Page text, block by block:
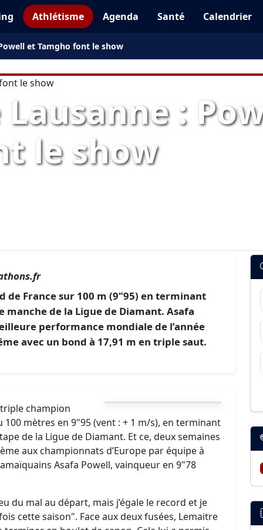
Athlétisme Agenda Santé Calendrier
et Tamgho font le show
:
le show
de France sur 100 m (9"95) en terminant
de la Ligue de Diamant. Asafa
performance mondiale de l’année
avec un bond à 17,91 m en triple saut.
champion
100 mètres en 9"95 (vent : + 1 m/s), en terminant
de la Ligue de Diamant. Et ce, deux semaines
aux championnats d’Europe par équipe à
Asafa Powell, vainqueur en 9"78
du mal au départ, mais j’égale le record et je
cette saison". Face aux deux fusées, Lemaitre